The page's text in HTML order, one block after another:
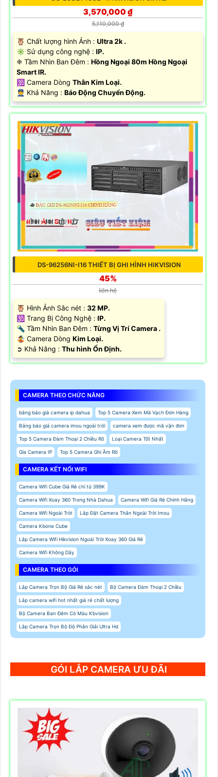
3,570,000 ₫
5,110,000 ₫
🦉 Chất lượng hình Ảnh : Ultra 2k .
✳️ Sử dụng công nghệ : IP.
❈ Tầm Nhìn Ban Đêm : Hồng Ngoại 80m Hồng Ngoại
Smart IR.
🕉️ Camera Dòng Thân Kim Loại.
️👮 Khả Năng : Báo Động Chuyển Động.
DS-96256NI-I16 THIẾT BỊ GHI HÌNH HIKVISION
45%
liên hệ
🦉 Hình Ảnh Sắc nét : 32 MP.
🕉️ Trang Bị Công Nghệ : IP.
🔦 Tầm Nhìn Ban Đêm : Từng Vị Trí Camera .
🤹 Camera Dòng Kim Loại.
️➲ Khả Năng : Thu hình Ổn Định.
CAMERA THEO CHỨC NĂNG
bảng báo giá camera ip dahua Top 5 Camera Xem Mã Vạch Đơn Hàng
Bảng báo giá camera imou ngoài trời camera xem được mã vận đơn
Top 5 Camera Đàm Thoại 2 Chiều Rõ Loại Camera Tốt Nhất
Gía Camera IP Top 5 Camera Ghi Âm Rõ
CAMERA KẾT NỐI WIFI
Camera Wifi Cube Giá Rẻ chỉ từ 399K
Camera Wifi Xoay 360 Trong Nhà Dahua Camera Wifi Giá Rẻ Chính Hãng
Camera Wifi Ngoài Trời Lắp Đặt Camera Thân Ngoài Trời Imou
Camera Kbone Cube
Lắp Camera Wifi Hikvision Ngoài Trời Xoay 360 Giá Rẻ
Camera Wifi Không Dây
CAMERA THEO GÓI
Lắp Camera Trọn Bộ Giá Rẻ sắc nét Bộ Camera Đàm Thoại 2 Chiều
Lắp camera wifi hot nhất giá rẻ chất lượng
Bộ Camera Ban Đêm Có Màu Kbvision
Lắp Camera Trọn Bộ Độ Phân Giải Ultra Hd
GÓI LẮP CAMERA ƯU ĐÃI